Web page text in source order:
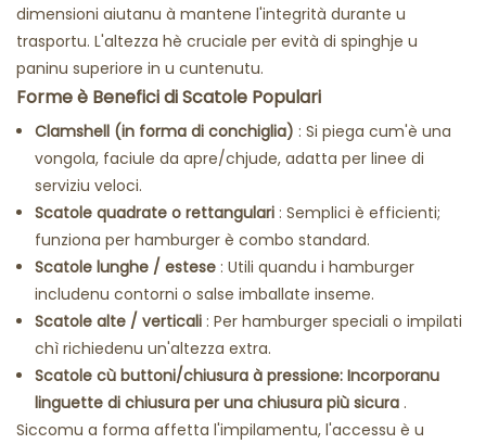
dimensioni aiutanu à mantene l'integrità durante u
trasportu. L'altezza hè cruciale per evità di spinghje u
paninu superiore in u cuntenutu.
Forme è Benefici di Scatole Populari
Clamshell (in forma di conchiglia) : Si piega cum'è una
vongola, faciule da apre/chjude, adatta per linee di
serviziu veloci.
Scatole quadrate o rettangulari : Semplici è efficienti;
funziona per hamburger è combo standard.
Scatole lunghe / estese : Utili quandu i hamburger
includenu contorni o salse imballate inseme.
Scatole alte / verticali : Per hamburger speciali o impilati
chì richiedenu un'altezza extra.
Scatole cù buttoni/chiusura à pressione: Incorporanu
linguette di chiusura per una chiusura più sicura .
Siccomu a forma affetta l'impilamentu, l'accessu è u